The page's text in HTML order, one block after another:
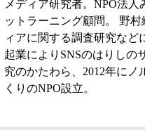
メディア研究者。NPO法
ットラーニング顧問。 野
ィアに関する調査研究など
起業によりSNSのはりしの
究のかたわら、2012年に
くりのNPO設立。